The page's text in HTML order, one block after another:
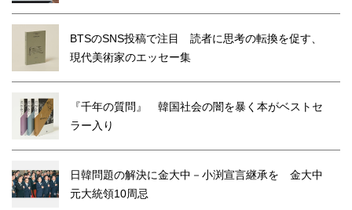
BTSのSNS投稿で注目 読者に思考の転換を促す、
現代美術家のエッセー集
『千年の質問』 韓国社会の闇を暴く本がベストセ
ラー入り
日韓問題の解決に金大中－小渕宣言継承を 金大中
元大統領10周忌